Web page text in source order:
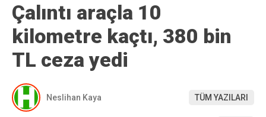
Çalıntı araçla 10
kilometre kaçtı, 380 bin
TL ceza yedi
Neslihan Kaya TÜM YAZILARI